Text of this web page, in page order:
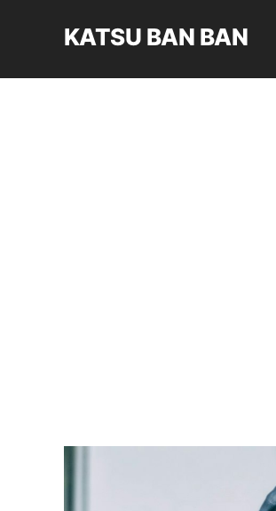
KATSU BAN BAN